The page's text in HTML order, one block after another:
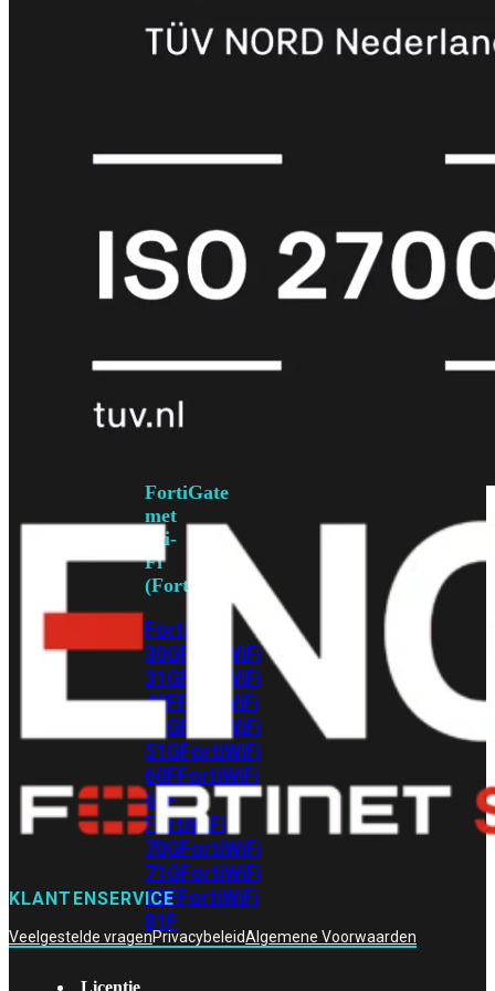
Wi-
Omgeving
MIMO
Alles
FortiAP
FortiGate
met
Wi-
Fi
(FortiWiFi)
FortiWiFi
30GFortiWiFi
31GFortiWiFi
40FFortiWiFi
50GFortiWiFi
51GFortiWiFi
60FFortiWiFi
61F
FortiWiFi
70GFortiWiFi
71GFortiWiFi
80FFortiWiFi
81F
Licentie
KLANTENSERVICE
Veelgestelde vragenPrivacybeleidAlgemene Voorwaarden